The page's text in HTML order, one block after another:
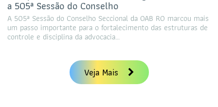
a 505ª Sessão do Conselho
A 505ª Sessão do Conselho Seccional da OAB RO marcou mais
um passo importante para o fortalecimento das estruturas de
controle e disciplina da advocacia…
Veja Mais